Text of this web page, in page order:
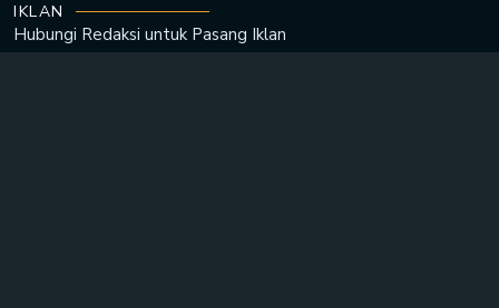
IKLAN
Hubungi Redaksi untuk Pasang Iklan